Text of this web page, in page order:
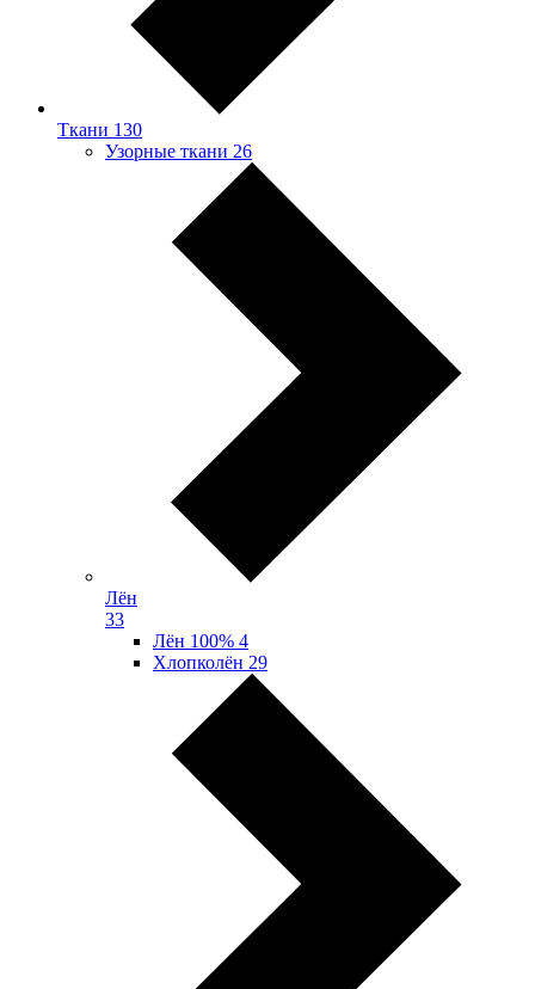
Ткани 130
Узорные ткани 26
Лён
33
Лён 100% 4
Хлопколён 29